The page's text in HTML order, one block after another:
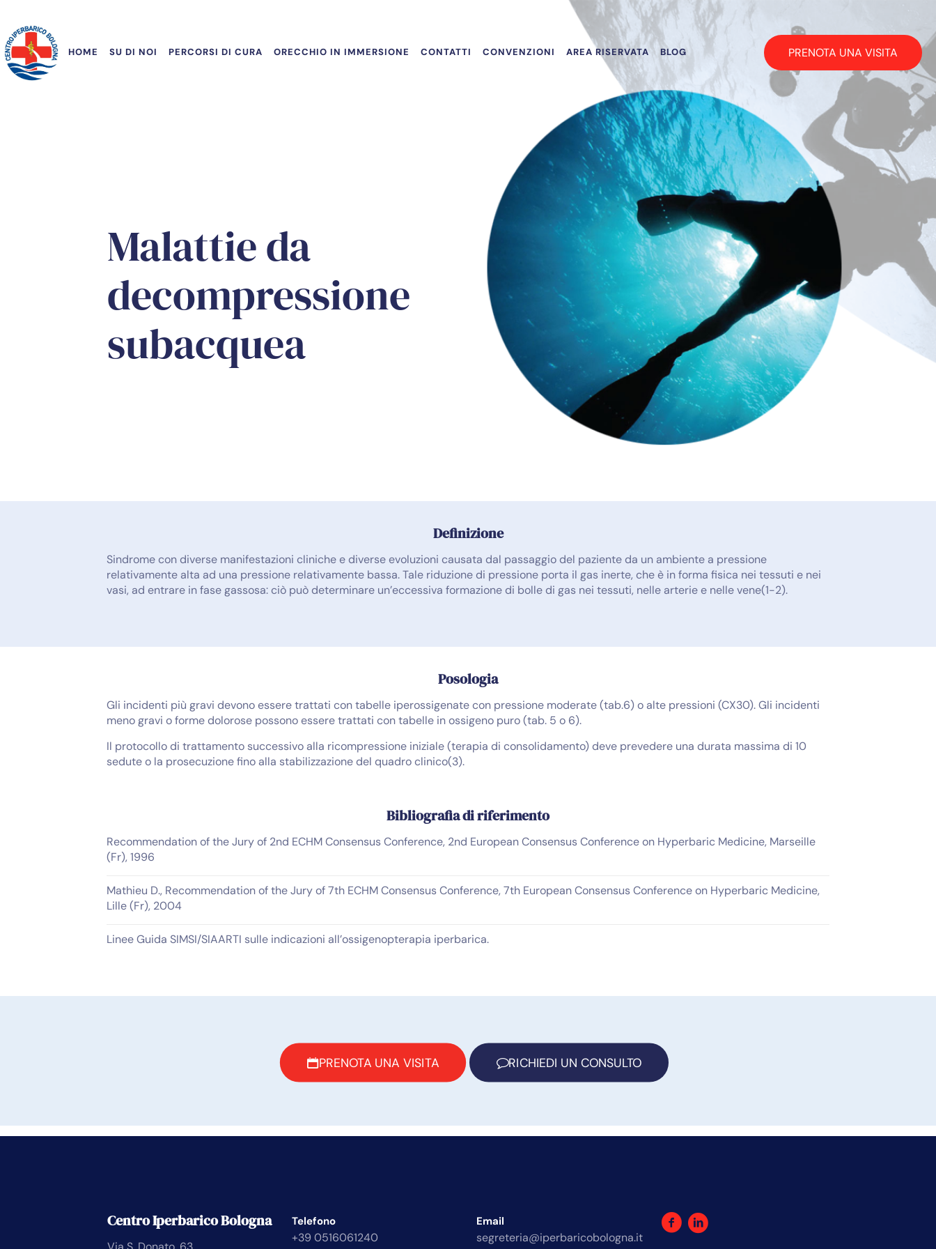
HOME SU DI NOI PERCORSI DI CURA ORECCHIO IN IMMERSIONE CONTATTI CONVENZIONI AREA RISERVATA BLOG PRENOTA UNA VISITA
Malattie da
decompressione
subacquea
Definizione
Sindrome con diverse manifestazioni cliniche e diverse evoluzioni causata dal passaggio del paziente da un ambiente a pressione
relativamente alta ad una pressione relativamente bassa. Tale riduzione di pressione porta il gas inerte, che è in forma fisica nei tessuti e nei
vasi, ad entrare in fase gassosa: ciò può determinare un’eccessiva formazione di bolle di gas nei tessuti, nelle arterie e nelle vene(1-2).
Posologia
Gli incidenti più gravi devono essere trattati con tabelle iperossigenate con pressione moderate (tab.6) o alte pressioni (CX30). Gli incidenti
meno gravi o forme dolorose possono essere trattati con tabelle in ossigeno puro (tab. 5 o 6).
Il protocollo di trattamento successivo alla ricompressione iniziale (terapia di consolidamento) deve prevedere una durata massima di 10
sedute o la prosecuzione fino alla stabilizzazione del quadro clinico(3).
Bibliografia di riferimento
Recommendation of the Jury of 2nd ECHM Consensus Conference, 2nd European Consensus Conference on Hyperbaric Medicine, Marseille
(Fr), 1996
Mathieu D., Recommendation of the Jury of 7th ECHM Consensus Conference, 7th European Consensus Conference on Hyperbaric Medicine,
Lille (Fr), 2004
Linee Guida SIMSI/SIAARTI sulle indicazioni all’ossigenopterapia iperbarica.
PRENOTA UNA VISITA RICHIEDI UN CONSULTO
Centro Iperbarico Bologna Telefono
+39 0516061240
Email
segreteria@iperbaricobologna.it